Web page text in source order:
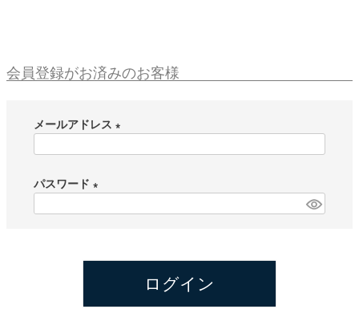
会員登録がお済みのお客様
メールアドレス
パスワード
)
ログイン